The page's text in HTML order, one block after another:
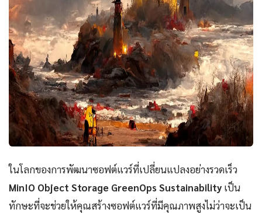
ในโลกของการพัฒนาซอฟต์แวร์ที่เปลี่ยนแปลงอย่างรวดเร็ว
MinIO Object Storage GreenOps Sustainability เป็น
ทักษะที่จะช่วยให้คุณสร้างซอฟต์แวร์ที่มีคุณภาพสูงไม่ว่าจะเป็น